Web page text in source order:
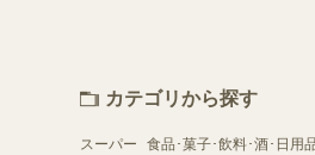
カテゴリから探す
スーパー 食品･菓子･飲料･酒･日用